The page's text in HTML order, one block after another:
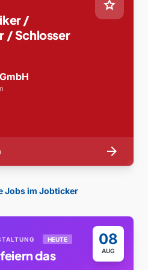
star
/
/ Schlosser
arrow_forward
Jobs im Jobticker
08
AUG
HEUTE
das